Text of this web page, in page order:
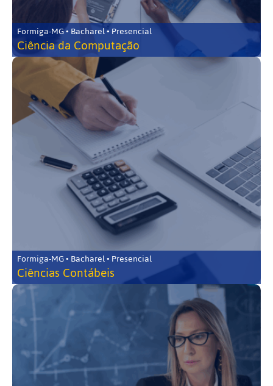
Formiga-MG • Bacharel • Presencial
Ciência da Computação
Formiga-MG • Bacharel • Presencial
Ciências Contábeis